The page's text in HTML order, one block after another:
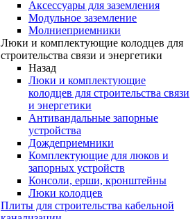
Аксессуары для заземления
Модульное заземление
Молниеприемники
Люки и комплектующие колодцев для
строительства связи и энергетики
Назад
Люки и комплектующие
колодцев для строительства связи
и энергетики
Антивандальные запорные
устройства
Дождеприемники
Комплектующие для люков и
запорных устройств
Консоли, ерши, кронштейны
Люки колодцев
Плиты для строительства кабельной